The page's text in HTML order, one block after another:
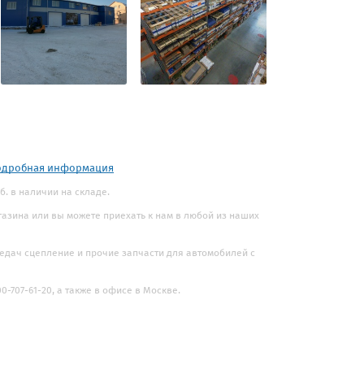
информация
в наличии на складе.
или вы можете приехать к нам в любой из наших
сцепление и прочие запчасти для автомобилей с
61-20, а также в офисе в Москве.